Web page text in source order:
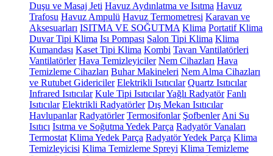
Duşu ve Masaj Jeti Havuz Aydınlatma ve Isıtma Havuz
Trafosu Havuz Ampulü Havuz Termometresi Karavan ve
Aksesuarları ISITMA VE SOĞUTMA Klima Portatif Klima
Duvar Tipi Klima Isı Pompası Salon Tipi Klima Klima
Kumandası Kaset Tipi Klima Kombi Tavan Vantilatörleri
Vantilatörler Hava Temizleyiciler Nem Cihazları Hava
Temizleme Cihazları Buhar Makineleri Nem Alma Cihazları
ve Rutubet Gidericiler Elektrikli Isıtıcılar Quartz Isıtıcılar
Infrared Isıtıcılar Kule Tipi IsıtıcılarYağlı Radyatör Fanlı
Isıtıcılar Elektrikli Radyatörler Dış Mekan Isıtıcılar
Havlupanlar Radyatörler Termosifonlar Şofbenler Ani Su
Isıtıcı Isıtma ve Soğutma Yedek Parça Radyatör Vanaları
Termostat Klima Yedek Parça Radyatör Yedek Parça Klima
Temizleyicisi Klima Temizleme Spreyi Klima Temizleme